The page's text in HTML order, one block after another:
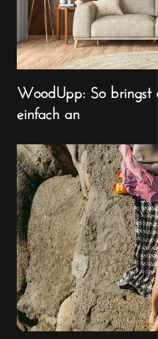
WoodUpp: So
einfach an